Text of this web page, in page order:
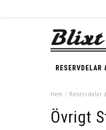
Hem / Reservdelar
Övrigt